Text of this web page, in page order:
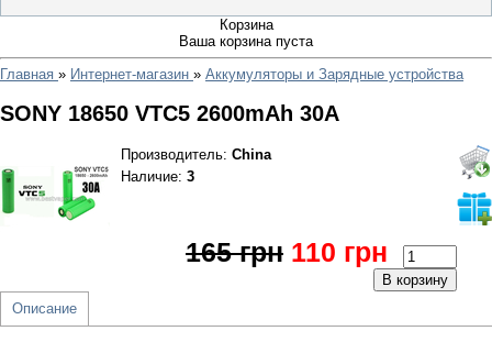
Корзина
Ваша корзина пуста
Главная » Интернет-магазин » Аккумуляторы и Зарядные устройства
SONY 18650 VTC5 2600mAh 30A
Производитель: China
Наличие: 3
165 грн 110 грн
Описание